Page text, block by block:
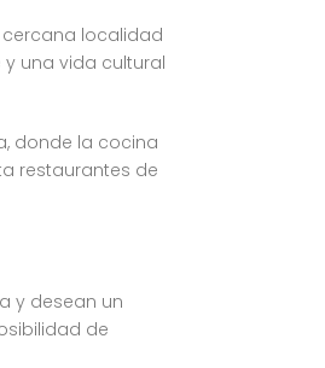
cercana localidad
una vida cultural
donde la cocina
restaurantes de
y desean un
de